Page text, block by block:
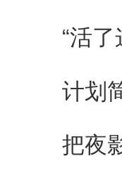
“活了这
计划简
把夜影